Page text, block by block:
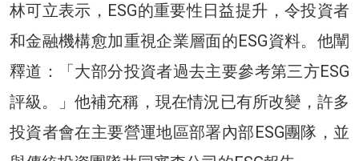
林可立表示，ESG的重要性日益提升，令投資者
和金融機構愈加重視企業層面的ESG資料。他闡
釋道：「大部分投資者過去主要參考第三方ESG
評級。」他補充稱，現在情況已有所改變，許多
投資者會在主要營運地區部署內部ESG團隊，並